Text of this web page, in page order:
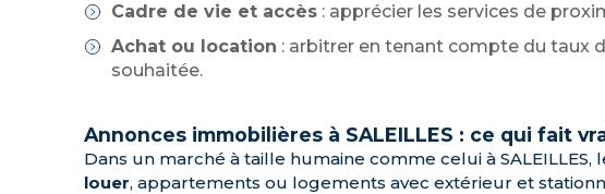
Cadre de vie et accès : apprécier les services de
Achat ou location : arbitrer en tenant compte du taux
souhaitée.
Annonces immobilières à SALEILLES : ce qui fait
Dans un marché à taille humaine comme celui à
louer, appartements ou logements avec extérieur et